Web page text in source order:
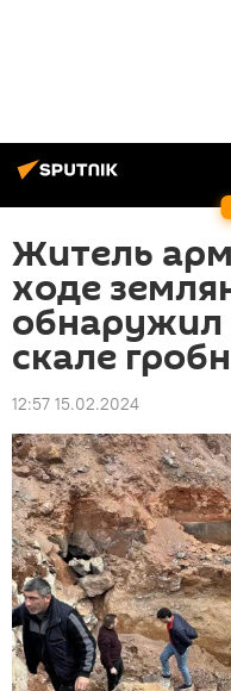
Житель
ходе
обнаружил
скале
12:57 15.02.2024